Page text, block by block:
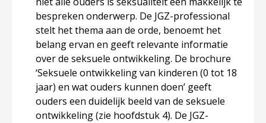
bespreken onderwerp. De JGZ-professional
stelt het thema aan de orde, benoemt het
belang ervan en geeft relevante informatie
over de seksuele ontwikkeling. De brochure
‘Seksuele ontwikkeling van kinderen (0 tot 18
jaar) en wat ouders kunnen doen’ geeft
ouders een duidelijk beeld van de seksuele
ontwikkeling (zie hoofdstuk 4). De JGZ-